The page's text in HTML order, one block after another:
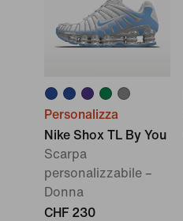
Personalizza
Nike Shox TL By You
Scarpa
personalizzabile –
Donna
CHF 230